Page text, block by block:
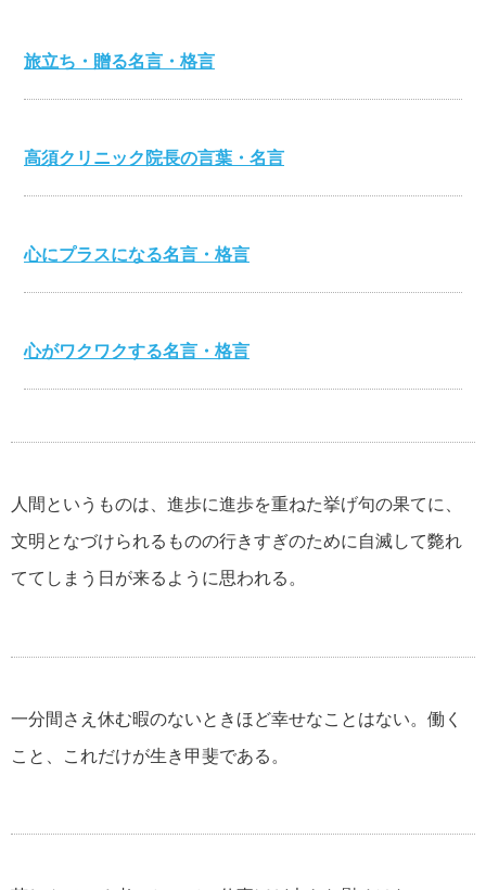
旅立ち・贈る名言・格言
高須クリニック院長の言葉・名言
心にプラスになる名言・格言
心がワクワクする名言・格言
伊集院静の名言・格言
自分が強くなる名言・格言
自殺についての名言・格言
人間というものは、進歩に進歩を重ねた挙げ句の果てに、
文明となづけられるものの行きすぎのために自滅して斃れ
ててしまう日が来るように思われる。
一分間さえ休む暇のないときほど幸せなことはない。働く
こと、これだけが生き甲斐である。